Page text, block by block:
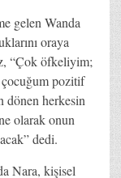
gelen Wanda
oraya
“Çok öfkeliyim;
pozitif
dönen herkesin
olarak onun
dedi.
Nara, kişisel